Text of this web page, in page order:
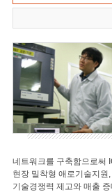
네트워크를 구축함으로써
현장 밀착형 애로기술지원
기술경쟁력 제고와 매출